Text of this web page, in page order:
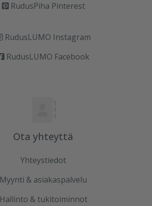
RudusPiha Pinterest
RudusLUMO Instagram
RudusLUMO Facebook
Ota yhteyttä
Yhteystiedot
Myynti & asiakaspalvelu
Hallinto & tukitoiminnot